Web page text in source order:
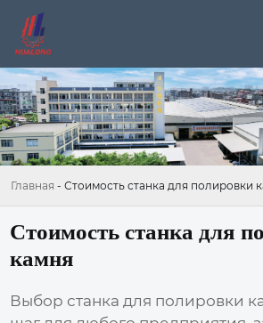
Главная - Стоимость станка для полировки
Стоимость станка для
камня
Выбор станка для полировки